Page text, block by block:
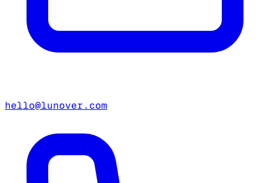
hello@lunover.com